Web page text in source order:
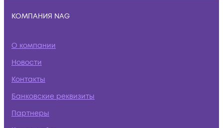
КОМПАНИЯ NAG
О компании
Новости
Контакты
Банковские реквизиты
Партнеры